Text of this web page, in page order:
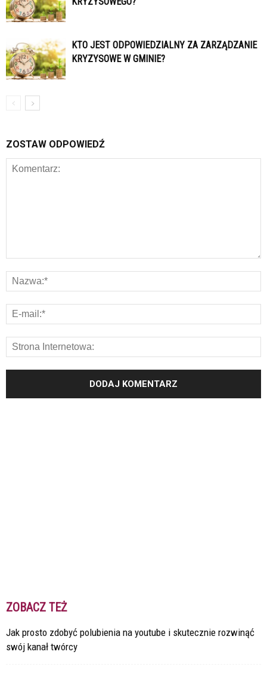
KTO JEST ODPOWIEDZIALNY ZA ZARZĄDZANIE
KRYZYSOWE W GMINIE?
ZOSTAW ODPOWIEDŹ
ZOBACZ TEŻ
Jak prosto zdobyć polubienia na youtube i skutecznie rozwinąć
swój kanał twórcy